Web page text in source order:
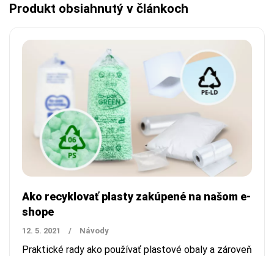
Produkt obsiahnutý v článkoch
Ako recyklovať plasty zakúpené na našom e-
shope
12. 5. 2021 / Návody
Praktické rady ako používať plastové obaly a zároveň